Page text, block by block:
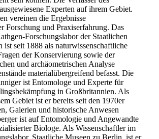
Experten auf ihrem Gebiet.
vereinen die Ergebnisse
Forschung und Praxiserfahrung. Das
Forschungslabor der Staatlichen
ist seit 1888 als naturwissenschaftliche
der Konservierung sowie der
und archäometrischen Analyse
materialübergreifend befasst. Die
ist Entomologe und Experte für
in Großbritannien. Als
Gebiet ist er bereits seit den 1970er
Galerien und historische Anwesen
ist auf Entomologie und Angewandte
Biologe. Als Wissenschaftler im